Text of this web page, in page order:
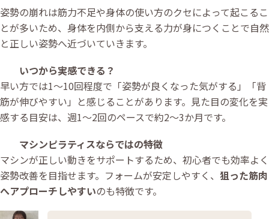
姿勢の崩れは筋力不足や身体の使い方のクセによって起こるこ
とが多いため、身体を内側から支える力が身につくことで自然
と正しい姿勢へ近づいていきます。
いつから実感できる？
早い方では1〜10回程度で「姿勢が良くなった気がする」「背
筋が伸びやすい」と感じることがあります。見た目の変化を実
感する目安は、週1〜2回のペースで約2〜3か月です。
マシンピラティスならではの特徴
マシンが正しい動きをサポートするため、初心者でも効率よく
姿勢改善を目指せます。フォームが安定しやすく、 狙った筋肉
へアプローチしやすいのも特徴です。